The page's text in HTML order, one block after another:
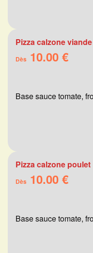
Pizza calzone
Dès 10.00 €
Base sauce tomate,
Pizza calzone poulet
Dès 10.00 €
Base sauce tomate,